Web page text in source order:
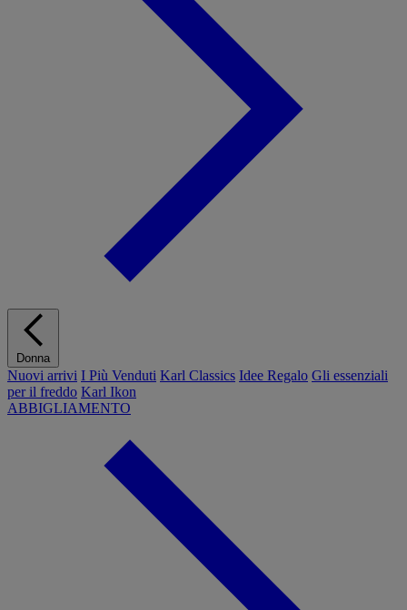
Donna
Nuovi arrivi I Più Venduti Karl Classics Idee Regalo Gli essenziali
per il freddo Karl Ikon
ABBIGLIAMENTO